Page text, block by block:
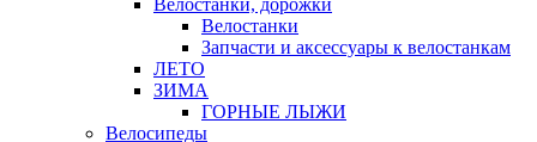
Велостанки
Запчасти и аксессуары к велостанкам
ЛЕТО
ЗИМА
ГОРНЫЕ ЛЫЖИ
Велосипеды